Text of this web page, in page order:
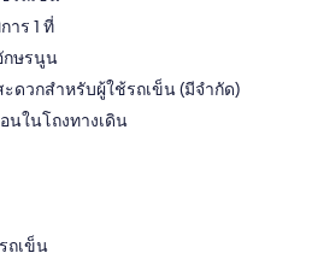
าร 1 ที่
กษรนูน
ดวกสำหรับผู้ใช้รถเข็น (มีจำกัด)
ในโถงทางเดิน
ถเข็น